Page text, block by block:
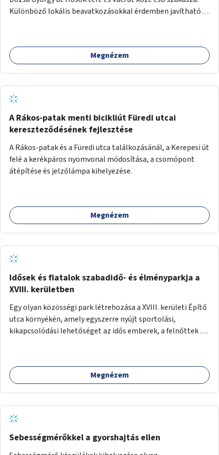
Különböző lokális beavatkozásokkal érdemben javítható
teljes körű, komplex felújítására.
Megnézem
A Rákos-patak menti bicikliút Füredi utcai
kereszteződésének fejlesztése
A Rákos-patak és a Füredi utca találkozásánál, a Kerepesi út
felé a kerékpáros nyomvonal módosítása, a csomópont
átépítése és jelzőlámpa kihelyezése.
Megnézem
Idősek és fiatalok szabadidő- és élményparkja a
XVIII. kerületben
Egy olyan közösségi park létrehozása a XVIII. kerületi Építő
utca környékén, amely egyszerre nyújt sportolási,
kikapcsolódási lehetőséget az idős emberek, a felnőttek és
Megnézem
Sebességmérőkkel a gyorshajtás ellen